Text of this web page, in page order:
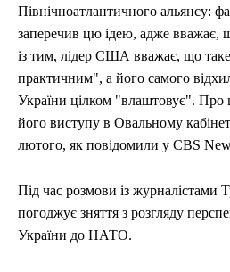
Північноатлантичного альянсу:
заперечив цю ідею, адже вважає,
із тим, лідер США вважає, що
практичним", а його самого
України цілком "влаштовує". Про
його виступу в Овальному
лютого, як повідомили у CBS
Під час розмови із журналістами
погоджує зняття з розгляду
України до НАТО.